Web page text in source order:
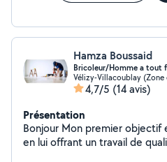
Hamza Boussaid
Bricoleur/Homme a tout
Vélizy-Villacoublay (Zone
4,7/5 (14 avis)
Présentation
Bonjour Mon premier objectif est de satisfaire le client
en lui offrant un travail de